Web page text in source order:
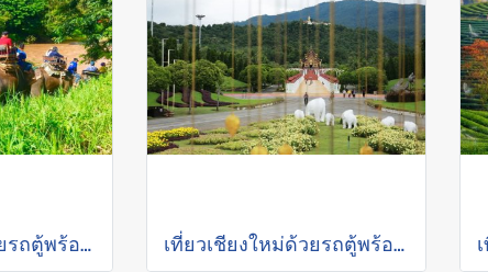
เที่ยวเชียงใหม่ด้วยรถตู้พร้อมคนขับ "ล่องแพเชียงใหม่" เที่ยวเชียงใหม่ด้วยรถตู้พร้อมคนขับ "อุทยานแห่งชาติ-สวนดอกไม้"